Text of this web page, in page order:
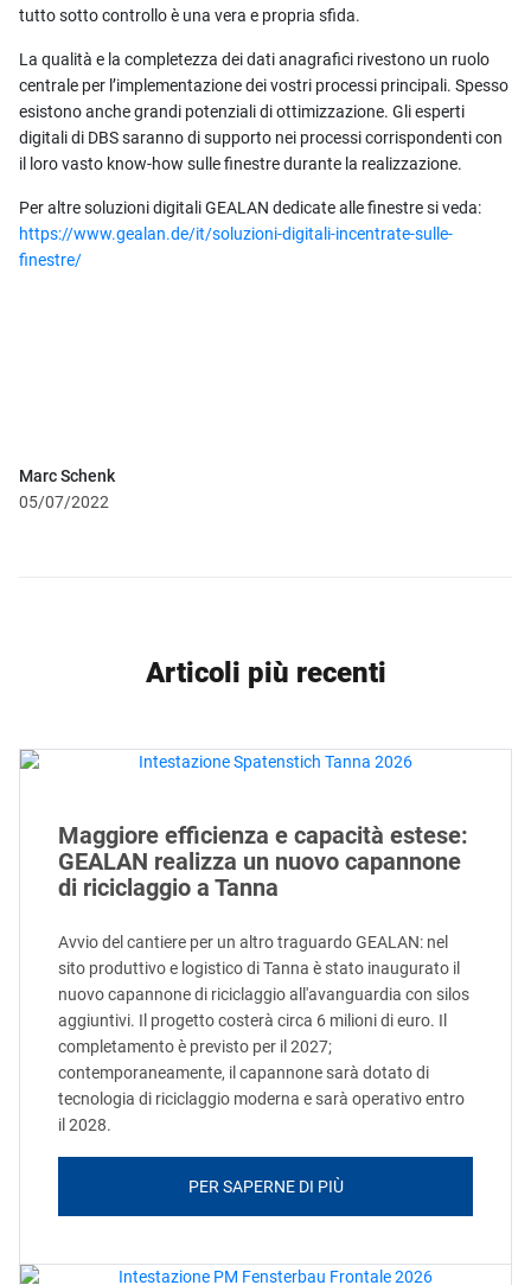
tutto sotto controllo è una vera e propria sfida.
La qualità e la completezza dei dati anagrafici rivestono un ruolo
centrale per l’implementazione dei vostri processi principali. Spesso
esistono anche grandi potenziali di ottimizzazione. Gli esperti
digitali di DBS saranno di supporto nei processi corrispondenti con
il loro vasto know-how sulle finestre durante la realizzazione.
Per altre soluzioni digitali GEALAN dedicate alle finestre si veda:
https://www.gealan.de/it/soluzioni-digitali-incentrate-sulle-
finestre/
Marc Schenk
05/07/2022
Articoli più recenti
Maggiore efficienza e capacità estese:
GEALAN realizza un nuovo capannone
di riciclaggio a Tanna
Avvio del cantiere per un altro traguardo GEALAN: nel
sito produttivo e logistico di Tanna è stato inaugurato il
nuovo capannone di riciclaggio all'avanguardia con silos
aggiuntivi. Il progetto costerà circa 6 milioni di euro. Il
completamento è previsto per il 2027;
contemporaneamente, il capannone sarà dotato di
tecnologia di riciclaggio moderna e sarà operativo entro
il 2028.
PER SAPERNE DI PIÙ